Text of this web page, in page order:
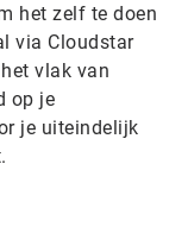
het zelf te doen
via Cloudstar
vlak van
op je
je uiteindelijk